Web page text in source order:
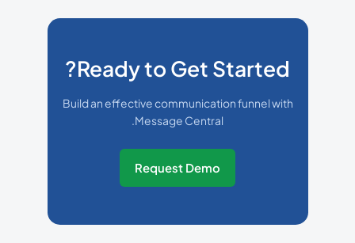
Ready to Get Started?
Build an effective communication funnel with
Message Central.
Request Demo